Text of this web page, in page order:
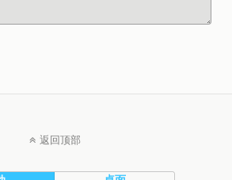
返回顶部